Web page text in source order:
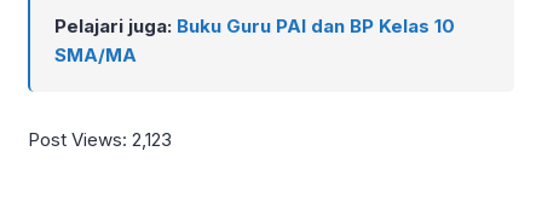
Pelajari juga: Buku Guru PAI dan BP Kelas 10
SMA/MA
Post Views: 2,123